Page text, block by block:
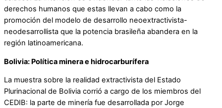
derechos humanos que estas llevan a cabo como la
promoción del modelo de desarrollo neoextractivista-
neodesarrollista que la potencia brasileña abandera en la
región latinoamericana.
Bolivia: Política minera e hidrocarburífera
La muestra sobre la realidad extractivista del Estado
Plurinacional de Bolivia corrió a cargo de los miembros del
CEDIB: la parte de minería fue desarrollada por Jorge